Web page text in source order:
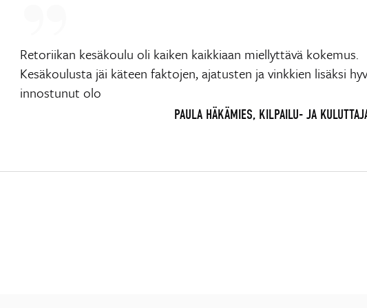
Retoriikan kesäkoulu oli kaiken kaikkiaan miellyttävä kokemus.
Kesäkoulusta jäi käteen faktojen, ajatusten ja vinkkien lisäksi
innostunut olo
PAULA HÄKÄMIES, KILPAILU- JA